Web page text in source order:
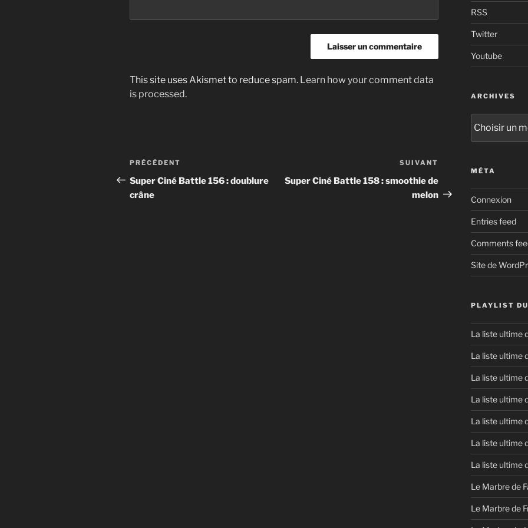
This site uses Akismet to reduce spam. Learn how your comment data
is processed.
Post
navigation
Article
précédent
PRÉCÉDENT
Super Ciné Battle 156 : doublure
crâne
suivant
SUIVANT
Super Ciné Battle 158 : smoothie de
melon
RSS
Twitter
Youtube
ARCHIVES
MÉTA
Connexion
Entries feed
Comments
Site de
PLAYLIST
La liste ultime
La liste ultime
La liste ultime
La liste ultime
La liste ultime
La liste ultime
La liste ultime
Le Marbre de
Le Marbre de